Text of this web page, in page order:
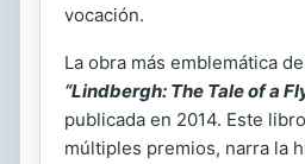
vocación.
La obra más emblemática
“Lindbergh: The Tale of a
publicada en 2014. Este
múltiples premios, narra la